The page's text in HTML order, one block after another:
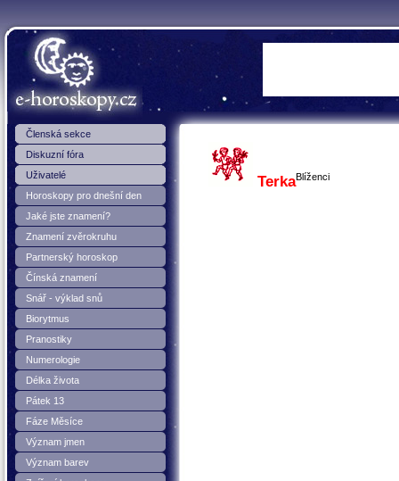
E-horoskopy
TerkaBlíženci
Členská sekce
Diskuzní fóra
Uživatelé
Horoskopy pro dnešní den
Jaké jste znamení?
Znamení zvěrokruhu
Partnerský horoskop
Čínská znamení
Snář - výklad snů
Biorytmus
Pranostiky
Numerologie
Délka života
Pátek 13
Fáze Měsíce
Význam jmen
Význam barev